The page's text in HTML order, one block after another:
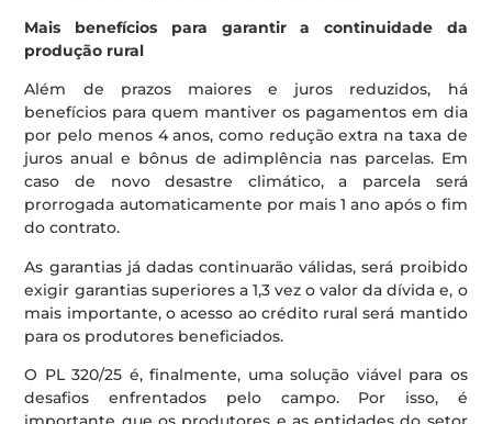
Mais benefícios para garantir a continuidade da
produção rural
Além de prazos maiores e juros reduzidos, há
benefícios para quem mantiver os pagamentos em dia
por pelo menos 4 anos, como redução extra na taxa de
juros anual e bônus de adimplência nas parcelas. Em
caso de novo desastre climático, a parcela será
prorrogada automaticamente por mais 1 ano após o fim
do contrato.
As garantias já dadas continuarão válidas, será proibido
exigir garantias superiores a 1,3 vez o valor da dívida e, o
mais importante, o acesso ao crédito rural será mantido
para os produtores beneficiados.
O PL 320/25 é, finalmente, uma solução viável para os
desafios enfrentados pelo campo. Por isso, é